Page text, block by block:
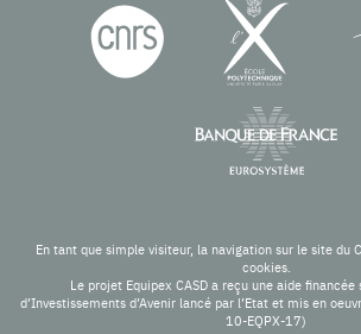
En tant que simple visiteur, la navigation sur le site du
cookies.
Le projet Equipex CASD a reçu une aide
d’Investissements d’Avenir lancé par l’Etat et mis en
10-EQPX-17)